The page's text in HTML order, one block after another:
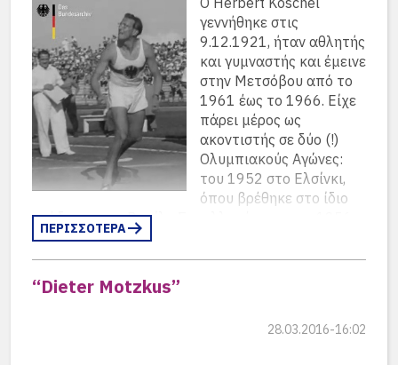
γεννήθηκε στις
9.12.1921, ήταν αθλητής
και γυμναστής και έμεινε
στην Μετσόβου από το
1961 έως το 1966. Είχε
πάρει μέρος ως
ακοντιστής σε δύο (!)
Ολυμπιακούς Αγώνες:
του 1952 στο Ελσίνκι,
όπου βρέθηκε στο ίδιο
στάδιο με τον Βασίλη Σακελλαράκη και το 1956
στη Μελβούρνη. Ο Koschel, που ήταν αθλητής του
συλλόγουRot-Weiß Koblenz και πρωταθλητής
Γερμανίας από το 1952 έως το 1954, κατετάγη:
ΠΕΡΙΣΣΟΤΕΡΑ
“Dieter Motzkus”
28.03.2016-16:02